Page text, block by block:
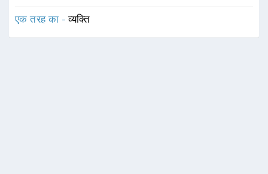
एक तरह का -व्यक्ति